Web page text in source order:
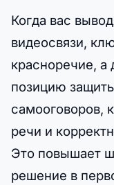
Когда вас
видеосвязи,
красноречие, а
позицию
самооговоров,
речи и
Это повышает
решение в